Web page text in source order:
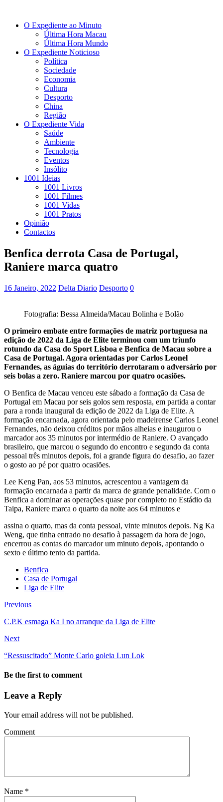
O Expediente ao Minuto
Última Hora Macau
Última Hora Mundo
O Expediente Noticioso
Política
Sociedade
Economia
Cultura
Desporto
China
Região
O Expediente Vida
Saúde
Ambiente
Tecnologia
Eventos
Insólito
1001 Ideias
1001 Livros
1001 Filmes
1001 Vidas
1001 Pratos
Opinião
Contactos
Benfica derrota Casa de Portugal,
Raniere marca quatro
16 Janeiro, 2022 Delta Diario Desporto 0
Fotografia: Bessa Almeida/Macau Bolinha e Bolão
O primeiro embate entre formações de matriz portuguesa na
edição de 2022 da Liga de Elite terminou com um triunfo
rotundo da Casa do Sport Lisboa e Benfica de Macau sobre a
Casa de Portugal. Agora orientadas por Carlos Leonel
Fernandes, as águias do território derrotaram o adversário por
seis bolas a zero. Raniere marcou por quatro ocasiões.
O Benfica de Macau venceu este sábado a formação da Casa de
Portugal em Macau por seis golos sem resposta, em partida a contar
para a ronda inaugural da edição de 2022 da Liga de Elite. A
formação encarnada, agora orientada pelo madeirense Carlos Leonel
Fernandes, não deixou créditos por mãos alheias e inaugurou o
marcador aos 35 minutos por intermédio de Raniere. O avançado
brasileiro, que marcou o segundo do encontro e segundo da conta
pessoal três minutos depois, foi a grande figura do desafio, ao fazer
o gosto ao pé por quatro ocasiões.
Lee Keng Pan, aos 53 minutos, acrescentou a vantagem da
formação encarnada a partir da marca de grande penalidade. Com o
Benfica a dominar as operações quase por completo no Estádio da
Taipa, Raniere marca o quarto da noite aos 64 minutos e
assina o quarto, mas da conta pessoal, vinte minutos depois. Ng Ka
Weng, que tinha entrado no desafio à passagem da hora de jogo,
encerrou as contas do marcador um minuto depois, apontando o
sexto e último tento da partida.
Benfica
Casa de Portugal
Liga de Elite
Previous
C.P.K esmaga Ka I no arranque da Liga de Elite
Next
“Ressuscitado” Monte Carlo goleia Lun Lok
Be the first to comment
Leave a Reply
Your email address will not be published.
Comment
Name *